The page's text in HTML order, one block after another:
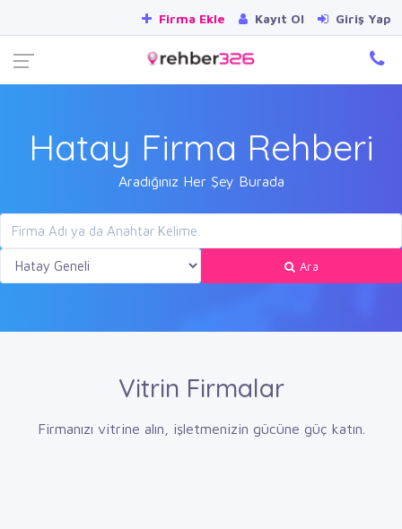
Firma Ekle Kayıt Ol Giriş Yap
Hatay Firma Rehberi
Aradığınız Her Şey Burada
Ara
Vitrin Firmalar
Firmanızı vitrine alın, işletmenizin gücüne güç katın.